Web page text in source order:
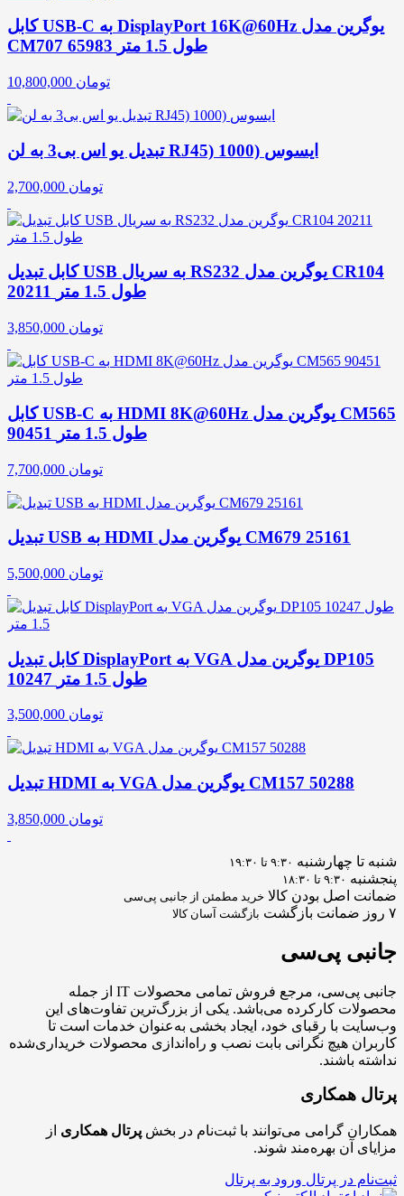
کابل USB-C به DisplayPort 16K@60Hz یوگرین مدل
CM707 65983 طول 1.5 متر
10,800,000 تومان
تبدیل یو اس بی3 به لن RJ45) 1000) ایسوس
2,700,000 تومان
کابل تبدیل USB به سریال RS232 یوگرین مدل CR104
20211 طول 1.5 متر
3,850,000 تومان
کابل USB-C به HDMI 8K@60Hz یوگرین مدل CM565
90451 طول 1.5 متر
7,700,000 تومان
تبدیل USB به HDMI یوگرین مدل CM679 25161
5,500,000 تومان
کابل تبدیل DisplayPort به VGA یوگرین مدل DP105
10247 طول 1.5 متر
3,500,000 تومان
تبدیل HDMI به VGA یوگرین مدل CM157 50288
3,850,000 تومان
شنبه تا چهارشنبه ۹:۳۰ تا ۱۹:۳۰
پنجشنبه ۹:۳۰ تا ۱۸:۳۰
ضمانت اصل بودن کالا خرید مطمئن از جانبی پی‌سی
۷ روز ضمانت بازگشت بازگشت آسان کالا
جانبی پی‌سی
جانبی پی‌سی، مرجع فروش تمامی محصولات IT از جمله
محصولات کارکرده می‌باشد. یکی از بزرگ‌ترین تفاوت‌های این
وب‌سایت با رقبای خود، ایجاد بخشی به‌عنوان خدمات است تا
کاربران هیچ نگرانی بابت نصب و راه‌اندازی محصولات خریداری‌شده
نداشته باشند.
پرتال همکاری
همکاران گرامی می‌توانند با ثبت‌نام در بخش پرتال همکاری از
مزایای آن بهره‌مند شوند.
ثبت‌نام در پرتال ورود به پرتال